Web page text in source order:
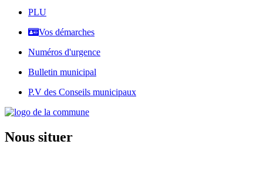
PLU
Vos démarches
Numéros d'urgence
Bulletin municipal
P.V des Conseils municipaux
Nous situer